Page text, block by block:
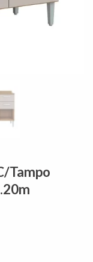
Tampo